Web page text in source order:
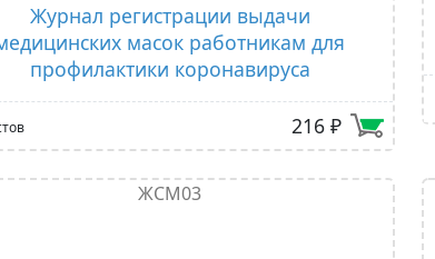
Журнал регистрации выдачи
масок работникам для
профилактики коронавируса
216 ₽
ЖСМ03